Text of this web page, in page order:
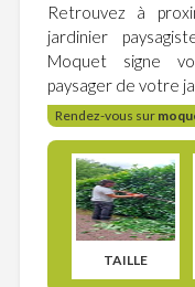
Retrouvez à
jardinier
Moquet signe
paysager de votre
Rendez-vous sur
TAILLE